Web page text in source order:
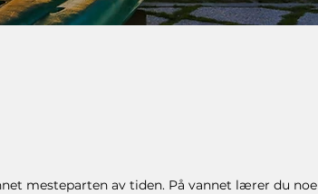
mesteparten av tiden. På vannet lærer du noe